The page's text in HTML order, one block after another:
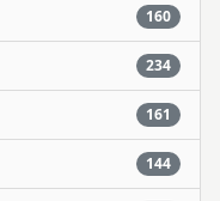
160
234
161
144